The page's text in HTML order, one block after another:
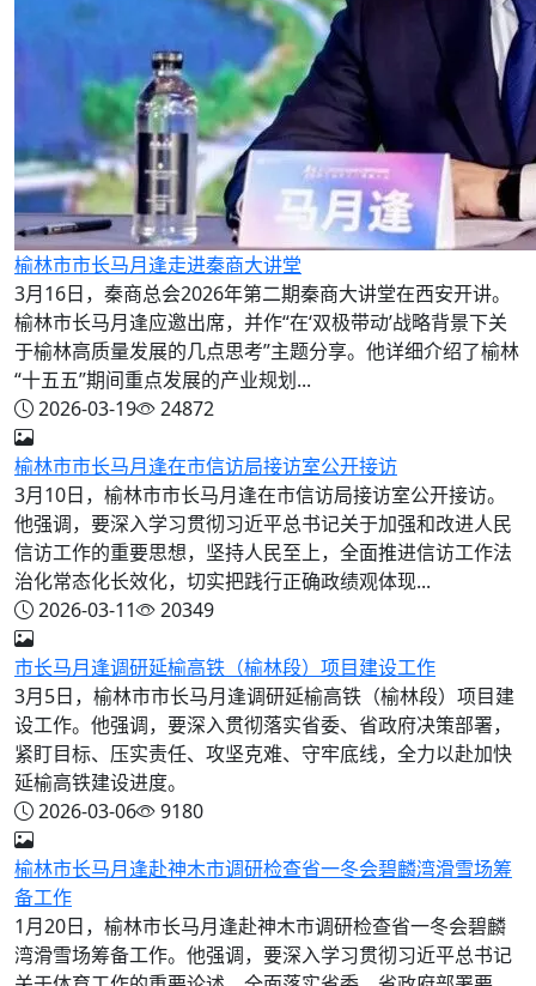
榆林市市长马月逢走进秦商大讲堂
3月16日，秦商总会2026年第二期秦商大讲堂在西安开讲。
榆林市长马月逢应邀出席，并作“在‘双极带动’战略背景下关
于榆林高质量发展的几点思考”主题分享。他详细介绍了榆林
“十五五”期间重点发展的产业规划...
2026-03-19
24872
榆林市市长马月逢在市信访局接访室公开接访
3月10日，榆林市市长马月逢在市信访局接访室公开接访。
他强调，要深入学习贯彻习近平总书记关于加强和改进人民
信访工作的重要思想，坚持人民至上，全面推进信访工作法
治化常态化长效化，切实把践行正确政绩观体现...
2026-03-11
20349
市长马月逢调研延榆高铁（榆林段）项目建设工作
3月5日，榆林市市长马月逢调研延榆高铁（榆林段）项目建
设工作。他强调，要深入贯彻落实省委、省政府决策部署，
紧盯目标、压实责任、攻坚克难、守牢底线，全力以赴加快
延榆高铁建设进度。
2026-03-06
9180
榆林市长马月逢赴神木市调研检查省一冬会碧麟湾滑雪场筹
备工作
1月20日，榆林市长马月逢赴神木市调研检查省一冬会碧麟
湾滑雪场筹备工作。他强调，要深入学习贯彻习近平总书记